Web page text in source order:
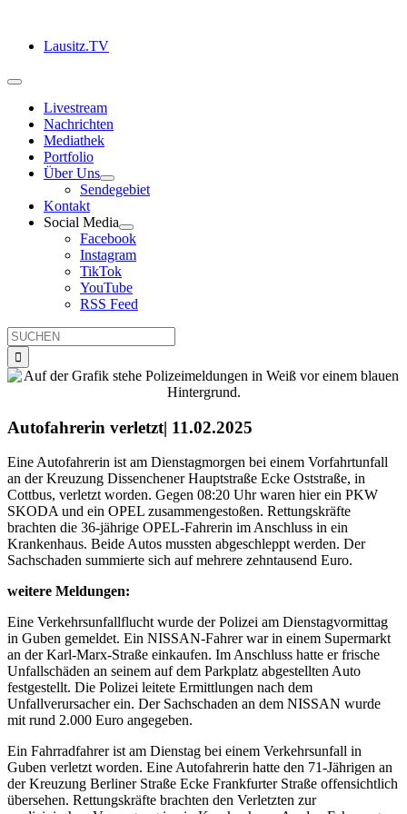
springenLausitz.TV
Toggle
NavigationLivestream
Nachrichten
Mediathek
Portfolio
Über Uns
Sendegebiet
Kontakt
Social Media
Facebook
Instagram
TikTok
YouTube
RSS Feed
Suche
nach:
Autofahrerin verletzt| 11.02.2025
Eine Autofahrerin ist am Dienstagmorgen bei einem Vorfahrtunfall
an der Kreuzung Dissenchener Hauptstraße Ecke Oststraße, in
Cottbus, verletzt worden. Gegen 08:20 Uhr waren hier ein PKW
SKODA und ein OPEL zusammengestoßen. Rettungskräfte
brachten die 36-jährige OPEL-Fahrerin im Anschluss in ein
Krankenhaus. Beide Autos mussten abgeschleppt werden. Der
Sachschaden summierte sich auf mehrere zehntausend Euro.
weitere Meldungen:
Eine Verkehrsunfallflucht wurde der Polizei am Dienstagvormittag
in Guben gemeldet. Ein NISSAN-Fahrer war in einem Supermarkt
an der Karl-Marx-Straße einkaufen. Im Anschluss hatte er frische
Unfallschäden an seinem auf dem Parkplatz abgestellten Auto
festgestellt. Die Polizei leitete Ermittlungen nach dem
Unfallverursacher ein. Der Sachschaden an dem NISSAN wurde
mit rund 2.000 Euro angegeben.
Ein Fahrradfahrer ist am Dienstag bei einem Verkehrsunfall in
Guben verletzt worden. Eine Autofahrerin hatte den 71-Jährigen an
der Kreuzung Berliner Straße Ecke Frankfurter Straße offensichtlich
übersehen. Rettungskräfte brachten den Verletzten zur